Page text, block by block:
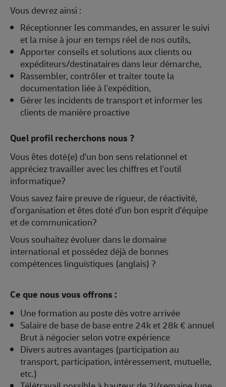
Vous devrez ainsi :
Réceptionner les commandes, en assurer le suivi
et la mise à jour en temps réel de nos outils,
Apporter conseils et solutions aux clients ou
expéditeurs/destinataires dans leur démarche,
Rassembler, contrôler et traiter toute la
documentation liée à l'expédition,
Gérer les incidents de transport et informer les
clients de manière proactive
Quel profil recherchons nous ?
Vous êtes doté(e) d'un bon sens relationnel et
appréciez travailler avec les chiffres et l'outil
informatique?
Vous savez faire preuve de rigueur, de réactivité,
d'organisation et êtes doté d'un bon esprit d'équipe
et de communication?
Vous souhaitez évoluer dans le domaine
international et possédez déjà de bonnes
compétences linguistiques (anglais) ?
Ce que nous vous offrons :
Une formation au poste dès votre arrivée
Salaire de base de base entre 24k et 28k € annuel
Brut à négocier selon votre expérience
Divers autres avantages (participation au
transport, participation, intéressement, mutuelle,
etc.)